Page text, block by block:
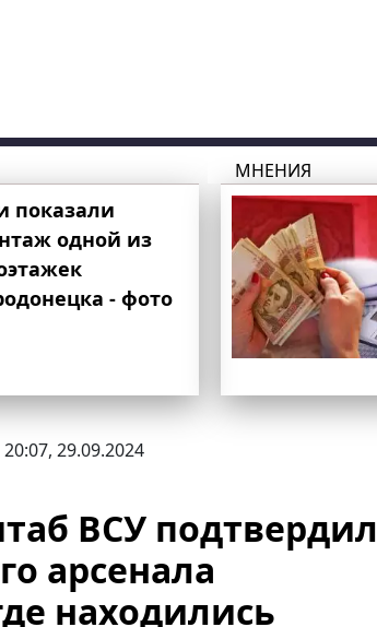
показали
одной из
- фото
МНЕНИЯ
20:07, 29.09.2024
ВСУ подтвердил
арсенала
находились